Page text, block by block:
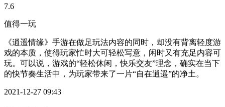
7.6
值得一玩
《逍遥情缘》手游在做足玩法内容的同时，却没有背离轻度游
戏的本质，使得玩家忙时大可轻松写意，闲时又有充足内容可
玩。可以说，游戏的“轻松休闲，快乐交友”理念，确实在当下
的快节奏生活中，为玩家带来了一片“自在逍遥”的净土。
2021-12-27 09:43